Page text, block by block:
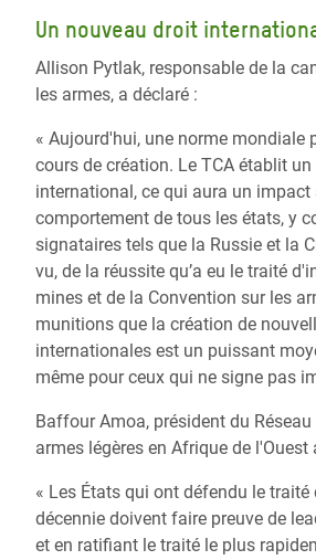
Un nouveau droit
Allison Pytlak, responsable de la
les armes, a déclaré :
« Aujourd'hui, une norme mondiale
cours de création. Le TCA établit
international, ce qui aura un impact
comportement de tous les états, y
signataires tels que la Russie et la
vu, de la réussite qu’a eu le traité
mines et de la Convention sur les
munitions que la création de
internationales est un puissant
même pour ceux qui ne signe pas
Baffour Amoa, président du
armes légères en Afrique de l'Ouest
« Les États qui ont défendu le traité
décennie doivent faire preuve de
et en ratifiant le traité le plus